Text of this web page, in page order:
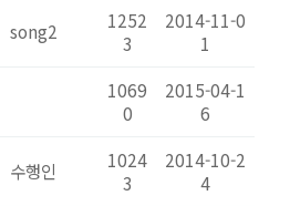
song2
1252
3
2014-11-0
1
1069
0
2015-04-1
6
수행인
1024
3
2014-10-2
4